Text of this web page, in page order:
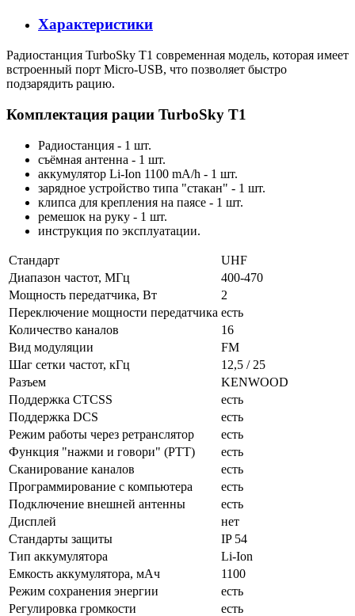
Характеристики
Радиостанция TurboSky T1 современная модель, которая имеет
встроенный порт Micro-USB, что позволяет быстро
подзарядить рацию.
Комплектация рации TurboSky T1
Радиостанция - 1 шт.
съёмная антенна - 1 шт.
аккумулятор Li-Ion 1100 mA/h - 1 шт.
зарядное устройство типа "стакан" - 1 шт.
клипса для крепления на паясе - 1 шт.
ремешок на руку - 1 шт.
инструкция по эксплуатации.
Стандарт
UHF
Диапазон частот, МГц
400-470
Мощность передатчика, Вт
2
Переключение мощности передатчика есть
Количество каналов
16
Вид модуляции
FM
Шаг сетки частот, кГц
12,5 / 25
Разъем
KENWOOD
Поддержка CTCSS
есть
Поддержка DCS
есть
Режим работы через ретранслятор
есть
Функция "нажми и говори" (PTT)
есть
Сканирование каналов
есть
Программирование с компьютера
есть
Подключение внешней антенны
есть
Дисплей
нет
Стандарты защиты
IP 54
Тип аккумулятора
Li-Ion
Емкость аккумулятора, мАч
1100
Режим сохранения энергии
есть
Регулировка громкости
есть